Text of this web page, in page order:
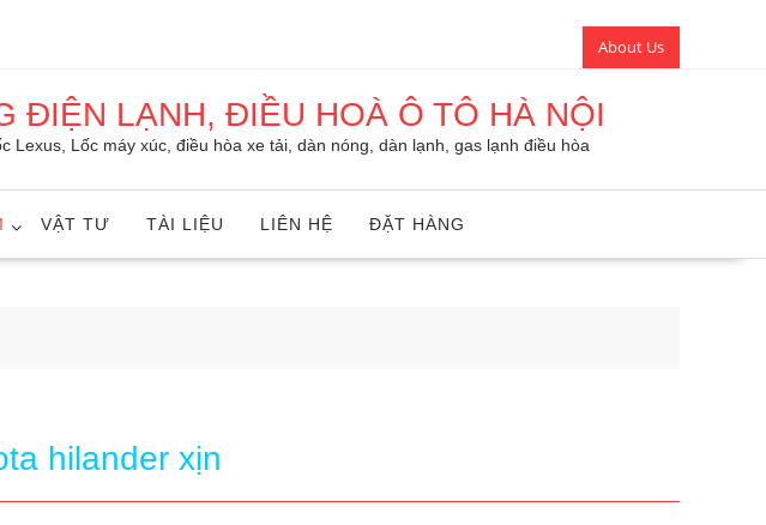
About Us
ĐIỆN LẠNH, ĐIỀU HOÀ Ô TÔ HÀ NỘI
Lốc máy xúc, điều hòa xe tải, dàn nóng, dàn lạnh, gas lạnh điều hòa
VẬT TƯ TÀI LIỆU LIÊN HỆ ĐẶT HÀNG
hilander xịn